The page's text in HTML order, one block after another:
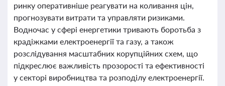
ринку оперативніше реагувати на коливання цін,
прогнозувати витрати та управляти ризиками.
Водночас у сфері енергетики тривають боротьба з
крадіжками електроенергії та газу, а також
розслідування масштабних корупційних схем, що
підкреслює важливість прозорості та ефективності
у секторі виробництва та розподілу електроенергії.